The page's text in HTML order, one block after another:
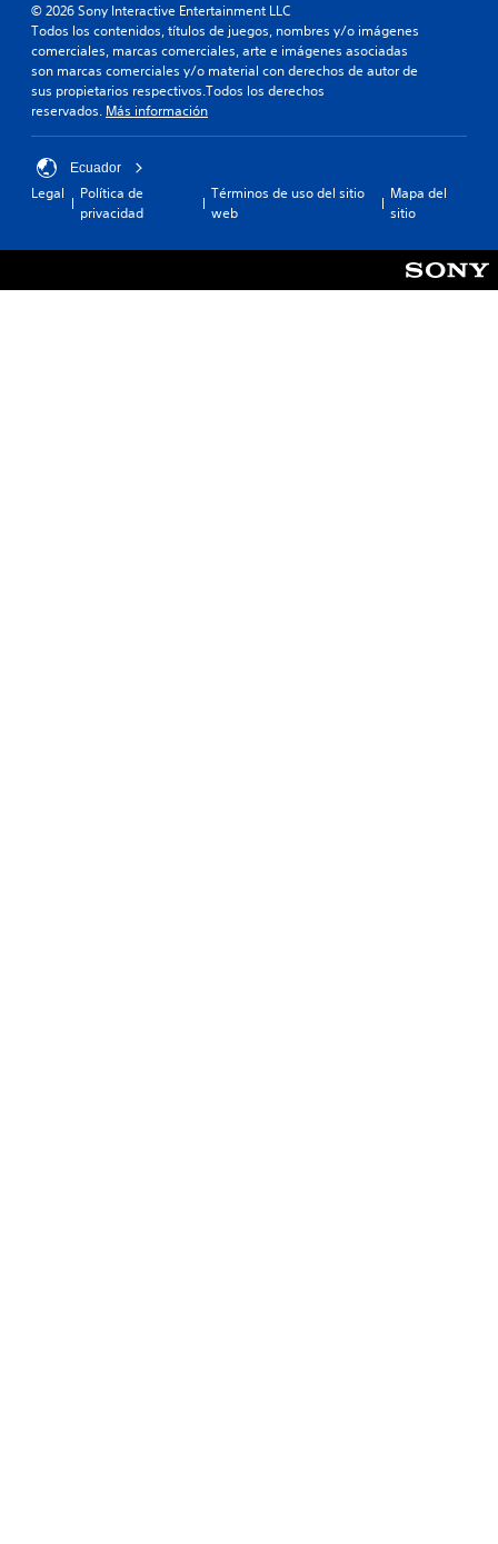
© 2026 Sony Interactive Entertainment LLC
Todos los contenidos, títulos de juegos, nombres y/o imágenes
comerciales, marcas comerciales, arte e imágenes asociadas
son marcas comerciales y/o material con derechos de autor de
sus propietarios respectivos.Todos los derechos
reservados. Más información
Ecuador
Legal
Política de
privacidad
Términos de uso del sitio
web
Mapa del
sitio